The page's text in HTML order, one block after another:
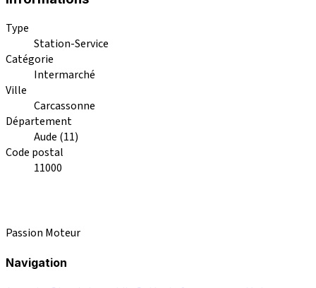
Type
Station-Service
Catégorie
Intermarché
Ville
Carcassonne
Département
Aude (11)
Code postal
11000
Passion Moteur
Navigation